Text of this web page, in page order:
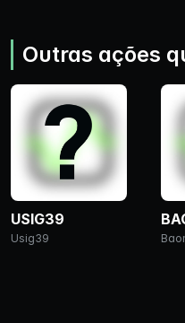
Outras ações
USIG39
Usig39